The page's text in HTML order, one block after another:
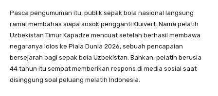
Pasca pengumuman itu, publik sepak bola nasional langsung
ramai membahas siapa sosok pengganti Kluivert. Nama pelatih
Uzbekistan Timur Kapadze mencuat setelah berhasil membawa
negaranya lolos ke Piala Dunia 2026, sebuah pencapaian
bersejarah bagi sepak bola Uzbekistan. Bahkan, pelatih berusia
44 tahun itu sempat memberikan respons di media sosial saat
disinggung soal peluang melatih Indonesia.